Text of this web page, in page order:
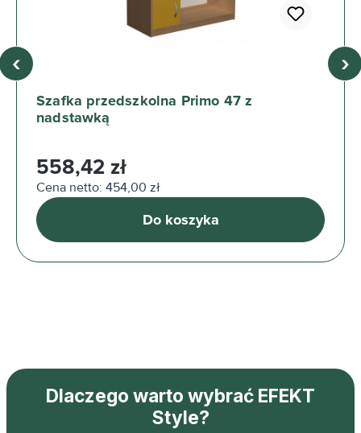
Szafka przedszkolna Primo 47 z
nadstawką
Cena regularna:
558,42 zł
Cena netto: 454,00 zł
Do koszyka
‹ ›
Dlaczego warto wybrać EFEKT
Style?